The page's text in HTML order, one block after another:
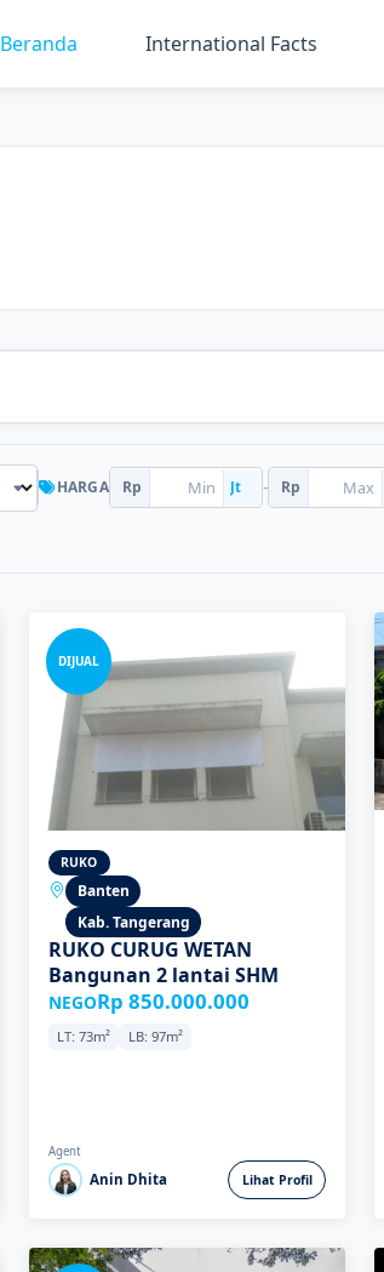
Beranda International Facts
HARGA Rp - Rp
DIJUAL
RUKO
Banten
Kab. Tangerang
RUKO CURUG WETAN
Bangunan 2 lantai SHM
NEGORp 850.000.000
LT: 73m² LB: 97m²
Agent
Anin Dhita Lihat Profil